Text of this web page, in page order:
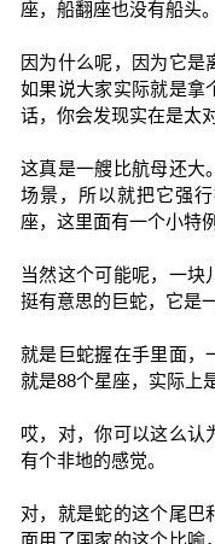
座，船翻座也没有船头。
因为什么呢，因为它是
如果说大家实际就是拿
话，你会发现实在是太
这真是一艘比航母还大
场景，所以就把它强
座，这里面有一个小特例
当然这个可能呢，一块
挺有意思的巨蛇，它是
就是巨蛇握在手里面，
就是88个星座，实际上
哎，对，你可以这么认
有个非地的感觉。
对，就是蛇的这个尾巴
面用了国家的这个比喻